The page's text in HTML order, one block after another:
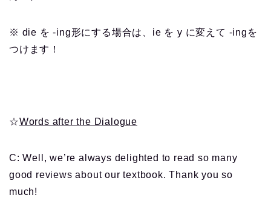
※ die を -ing形にする場合は、ie を y に変えて -ingを
つけます！
☆Words after the Dialogue
C: Well, we’re always delighted to read so many
good reviews about our textbook. Thank you so
much!